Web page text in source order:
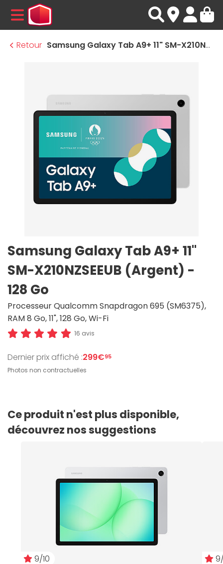
MENU
Retour
Samsung Galaxy Tab A9+ 11" SM-X210NZSEEUB (Argent) - 128 Go
Samsung Galaxy Tab A9+ 11"
SM-X210NZSEEUB (Argent) -
128 Go
Processeur Qualcomm Snapdragon 695 (SM6375),
RAM 8 Go, 11", 128 Go, Wi-Fi
16 avis
Dernier prix affiché :299€95
Photos non contractuelles
Ce produit n'est plus disponible,
découvrez nos suggestions
9/10